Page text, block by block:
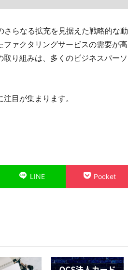
らなる拡充を見据えた戦略的な動
ァクタリングサービスの需要が高
り組みは、多くのビジネスパーソ
目が集まります。
LINE Pocket